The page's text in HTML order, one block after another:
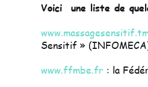
Voici une liste de
Sensitif »
www.ffmbe.fr : la